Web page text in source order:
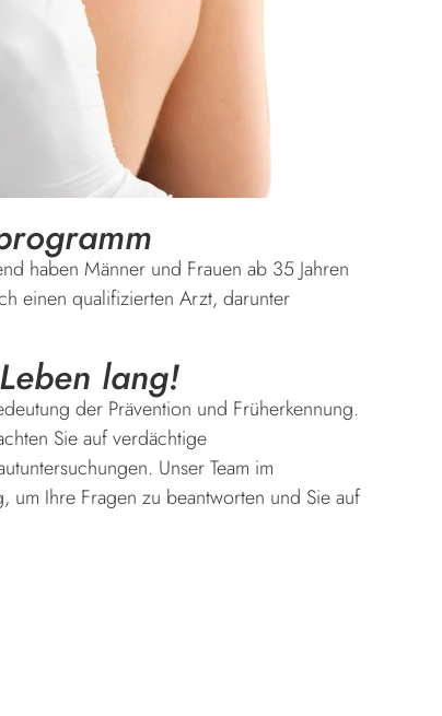
haben Männer und Frauen ab 35 Jahren
einen qualifizierten Arzt, darunter
lang!
der Prävention und Früherkennung.
Sie auf verdächtige
Unser Team im
um Ihre Fragen zu beantworten und Sie auf